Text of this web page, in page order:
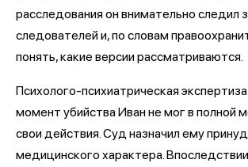
расследования он внимательно следил
следователей и, по словам
понять, какие версии рассматриваются.
Психолого-психиатрическая
момент убийства Иван не мог в полной
свои действия. Суд назначил ему
медицинского характера.